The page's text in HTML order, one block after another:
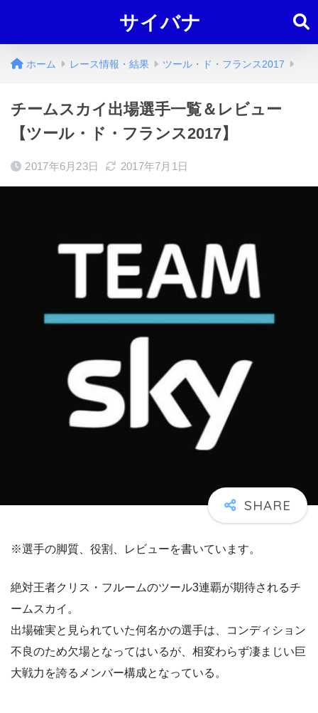
サイバナ
ホーム レース情報・結果 ツール・ド・フランス2017
チームスカイ出場選手一覧＆レビュー
【ツール・ド・フランス2017】
2017年6月23日 2017年7月1日
※選手の脚質、役割、レビューを書いています。
絶対王者クリス・フルームのツール3連覇が期待されるチ
ームスカイ。
出場確実と見られていた何名かの選手は、コンディション
不良のため欠場となってはいるが、相変わらず凄まじい巨
大戦力を誇るメンバー構成となっている。